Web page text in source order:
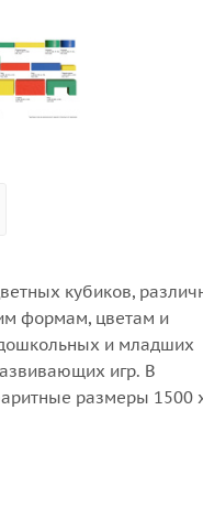
кубиков,
формам, цветам и
и младших
игр. В
размеры 1500